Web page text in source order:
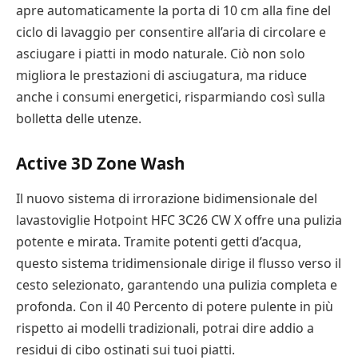
apre automaticamente la porta di 10 cm alla fine del
ciclo di lavaggio per consentire all’aria di circolare e
asciugare i piatti in modo naturale. Ciò non solo
migliora le prestazioni di asciugatura, ma riduce
anche i consumi energetici, risparmiando così sulla
bolletta delle utenze.
Active 3D Zone Wash
Il nuovo sistema di irrorazione bidimensionale del
lavastoviglie Hotpoint HFC 3C26 CW X offre una pulizia
potente e mirata. Tramite potenti getti d’acqua,
questo sistema tridimensionale dirige il flusso verso il
cesto selezionato, garantendo una pulizia completa e
profonda. Con il 40 Percento di potere pulente in più
rispetto ai modelli tradizionali, potrai dire addio a
residui di cibo ostinati sui tuoi piatti.